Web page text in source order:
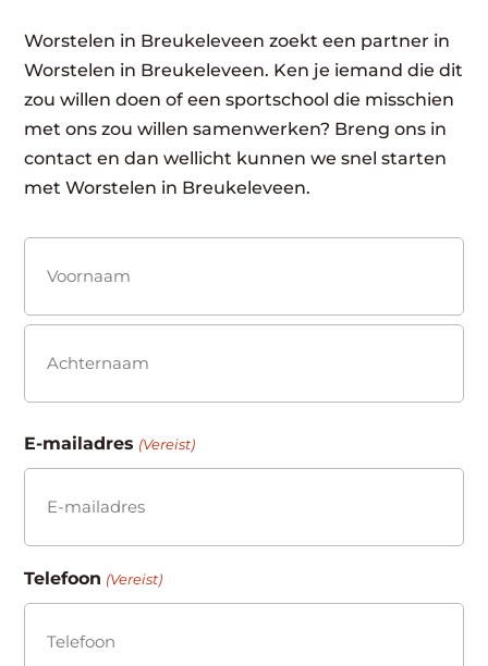
Worstelen in Breukeleveen zoekt een partner in
Worstelen in Breukeleveen. Ken je iemand die dit
zou willen doen of een sportschool die misschien
met ons zou willen samenwerken? Breng ons in
contact en dan wellicht kunnen we snel starten
met Worstelen in Breukeleveen.
(Vereist)
Voornaam
E-mailadres (Vereist)
Telefoon (Vereist)